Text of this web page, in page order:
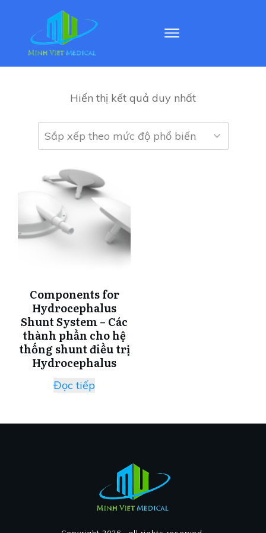
Hiển thị kết quả duy nhất
Components for
Hydrocephalus
Shunt System – Các
thành phần cho hệ
thống shunt điều trị
Hydrocephalus
Đọc tiếp